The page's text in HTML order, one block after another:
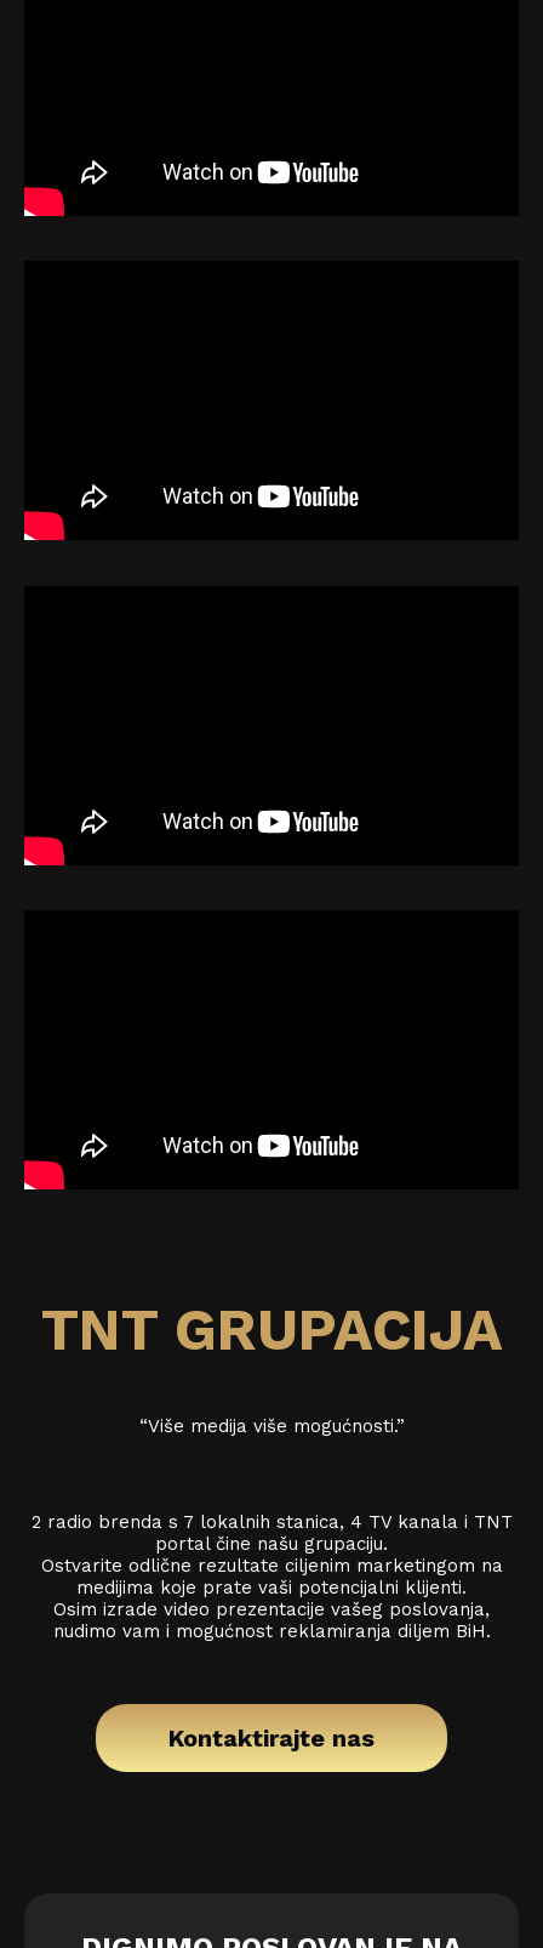
TNT GRUPACIJA
“Više medija više mogućnosti.”
2 radio brenda s 7 lokalnih stanica, 4 TV kanala i TNT
portal čine našu grupaciju.
Ostvarite odlične rezultate ciljenim marketingom na
medijima koje prate vaši potencijalni klijenti.
Osim izrade video prezentacije vašeg poslovanja,
nudimo vam i mogućnost reklamiranja diljem BiH.
Kontaktirajte nas